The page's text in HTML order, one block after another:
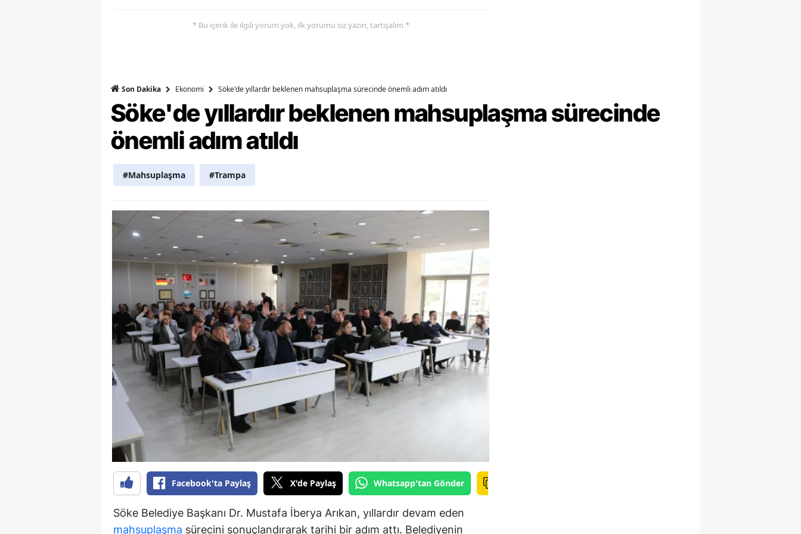
Yozgat
Bayburt
Karaman
Kırıkkale
Bartın
Ardahan
Iğdır
Yalova
Karabük
Kilis
Osmaniye
Düzce
* Bu içerik ile ilgili yorum yok, ilk yorumu siz yazın, tartışalım *
Son Dakika Ekonomi Söke'de yıllardır beklenen mahsuplaşma sürecinde önemli adım atıldı
Söke'de yıllardır beklenen mahsuplaşma sürecinde
önemli adım atıldı
#Mahsuplaşma #Trampa
Facebook'ta Paylaş X'de Paylaş Whatsapp'tan Gönder
Söke Belediye Başkanı Dr. Mustafa İberya Arıkan, yıllardır devam eden
mahsuplaşma sürecini sonuçlandırarak tarihi bir adım attı. Belediyenin